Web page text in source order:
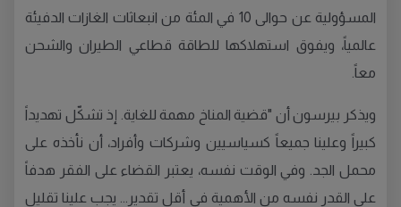
المسؤولية عن حوالى 10 في المئة من انبعاثات الغازات الدفيئة
عالمياً، ويفوق استهلاكها للطاقة قطاعي الطيران والشحن
معاً.
ويذكر بيرسون أن "قضية المناخ مهمة للغاية. إذ تشكّل تهديداً
كبيراً وعلينا جميعاً كسياسيين وشركات وأفراد، أن نأخذه على
محمل الجد. وفي الوقت نفسه، يعتبر القضاء على الفقر هدفاً
على القدر نفسه من الأهمية في أقل تقدير... يجب علينا تقليل